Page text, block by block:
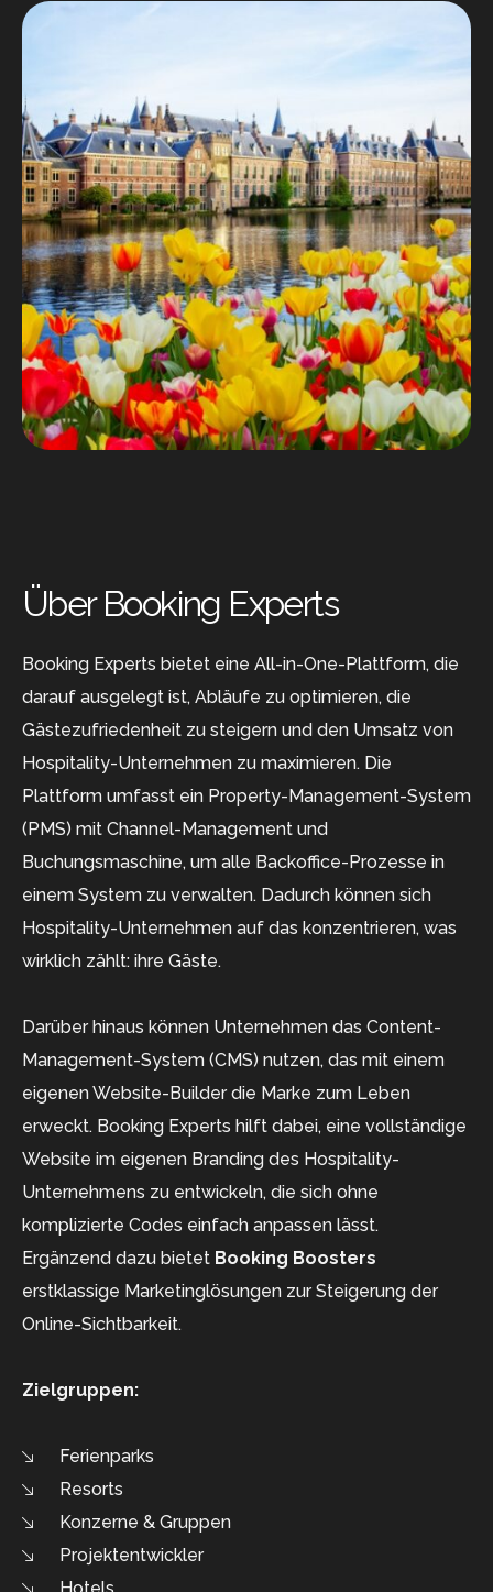
Über Booking Experts
Booking Experts bietet eine All-in-One-Plattform, die
darauf ausgelegt ist, Abläufe zu optimieren, die
Gästezufriedenheit zu steigern und den Umsatz von
Hospitality-Unternehmen zu maximieren. Die
Plattform umfasst ein Property-Management-System
(PMS) mit Channel-Management und
Buchungsmaschine, um alle Backoffice-Prozesse in
einem System zu verwalten. Dadurch können sich
Hospitality-Unternehmen auf das konzentrieren, was
wirklich zählt: ihre Gäste.
Darüber hinaus können Unternehmen das Content-
Management-System (CMS) nutzen, das mit einem
eigenen Website-Builder die Marke zum Leben
erweckt. Booking Experts hilft dabei, eine vollständige
Website im eigenen Branding des Hospitality-
Unternehmens zu entwickeln, die sich ohne
komplizierte Codes einfach anpassen lässt.
Ergänzend dazu bietet Booking Boosters
erstklassige Marketinglösungen zur Steigerung der
Online-Sichtbarkeit.
Zielgruppen:
Ferienparks
Resorts
Konzerne & Gruppen
Projektentwickler